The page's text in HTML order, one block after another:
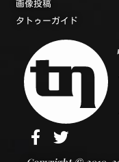
画像投稿
タトゥーガイド